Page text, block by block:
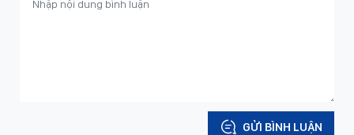
GỬI BÌNH LUẬN